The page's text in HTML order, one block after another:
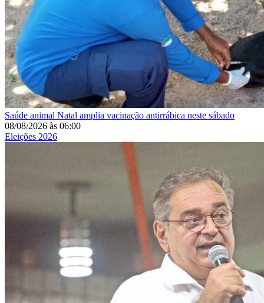
Saúde animal Natal amplia vacinação antirrábica neste sábado
08/08/2026 às 06:00
Eleições 2026